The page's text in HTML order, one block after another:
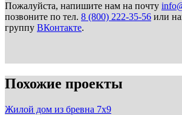
Пожалуйста, напишите нам на почту
позвоните по тел. 8 (800) 222-35-56 или
группу ВКонтакте.
Похожие проекты
Жилой дом из бревна 7х9